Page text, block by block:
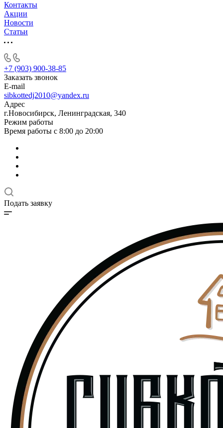
Контакты
Акции
Новости
Статьи
+7 (903) 900-38-85
Заказать звонок
E-mail
sibkottedj2010@yandex.ru
Адрес
г.Новосибирск, Ленинградская, 340
Режим работы
Время работы с 8:00 до 20:00
Подать заявку